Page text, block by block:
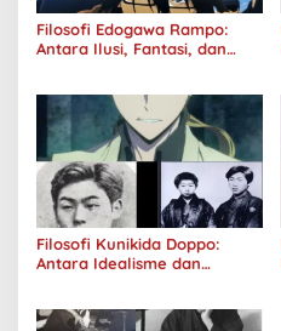
Filosofi Edogawa Rampo:
Antara Ilusi, Fantasi, dan
Filosofi Kunikida Doppo:
Antara Idealisme dan